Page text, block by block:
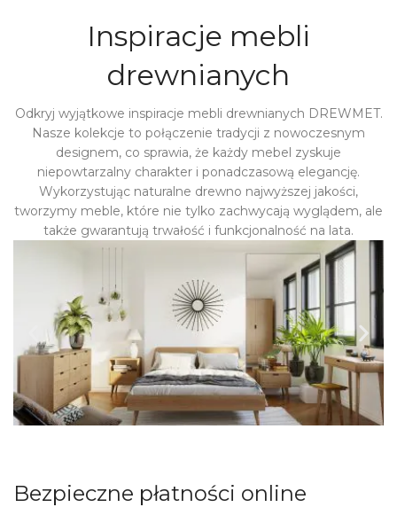
Inspiracje mebli
drewnianych
Odkryj wyjątkowe inspiracje mebli drewnianych DREWMET.
Nasze kolekcje to połączenie tradycji z nowoczesnym
designem, co sprawia, że każdy mebel zyskuje
niepowtarzalny charakter i ponadczasową elegancję.
Wykorzystując naturalne drewno najwyższej jakości,
tworzymy meble, które nie tylko zachwycają wyglądem, ale
także gwarantują trwałość i funkcjonalność na lata.
Bezpieczne płatności online